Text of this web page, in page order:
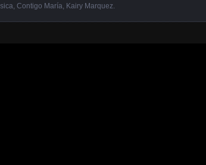
Contigo María Kairy Marquez